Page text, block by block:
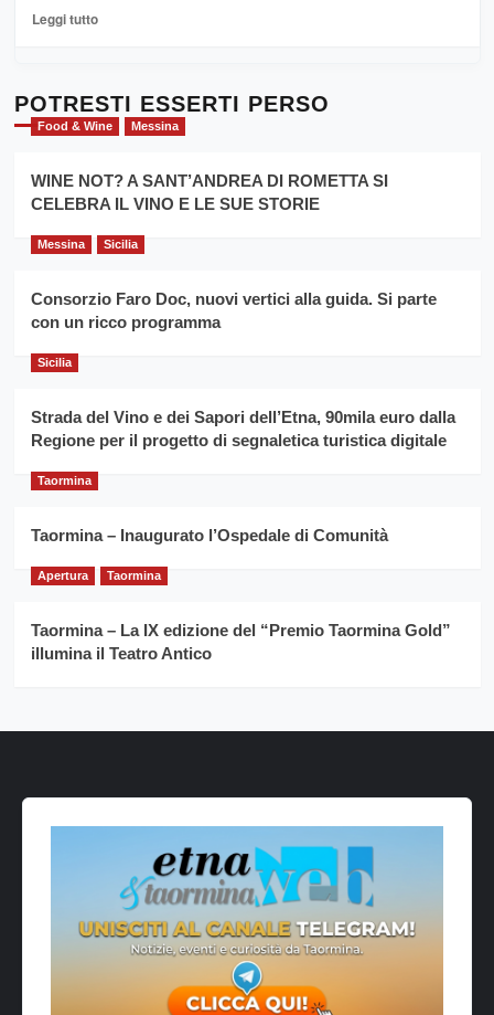
Sicilia
l’
evento
per
la
filiera
grano
Leggi tuttoLeggi
Cronoscalata
Giarre
Montesalice
per
il
anno
Franco
Caruso
POTRESTI ESSERTI PERSO
Food & Wine Messina
WINE NOT? A SANT’ANDREA DI ROMETTA SI
CELEBRA IL VINO E LE SUE STORIE
Messina Sicilia
Consorzio Faro Doc, nuovi vertici alla guida. Si parte
con un ricco programma
Sicilia
Strada del Vino e dei Sapori dell’Etna, 90mila euro dalla
Regione per il progetto di segnaletica turistica digitale
Taormina
Taormina – Inaugurato l’Ospedale di Comunità
Apertura Taormina
Taormina – La IX edizione del “Premio Taormina Gold”
illumina il Teatro Antico